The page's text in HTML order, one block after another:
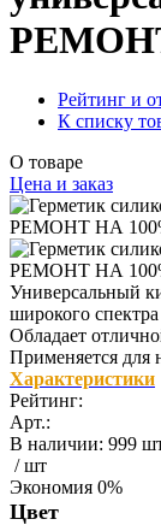
Рейтинг и
К списку
О товаре
Цена и заказ
Универсальный
широкого
Обладает
Применяется для
Характеристики
Рейтинг:
Арт.:
В наличии: 999
/ шт
Экономия 0%
Цвет